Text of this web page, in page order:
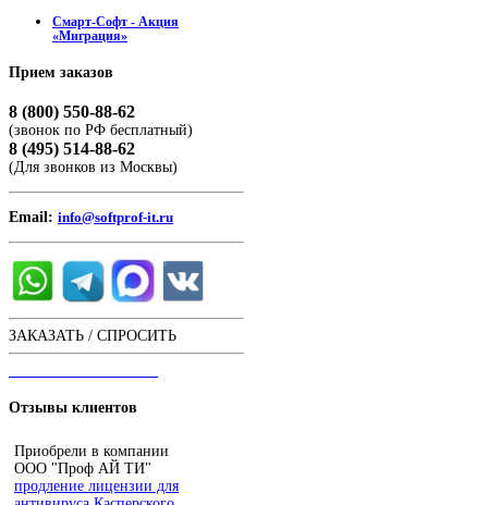
Смарт-Софт - Акция
«Миграция»
Прием заказов
8 (800) 550-88-62
(звонок по РФ бесплатный)
8 (495) 514-88-62
(Для звонков из Москвы)
Email: info@softprof-it.ru
ЗАКАЗАТЬ / СПРОСИТЬ
Отзывы клиентов
Приобрели в компании
ООО "Проф АЙ ТИ"
продление лицензии для